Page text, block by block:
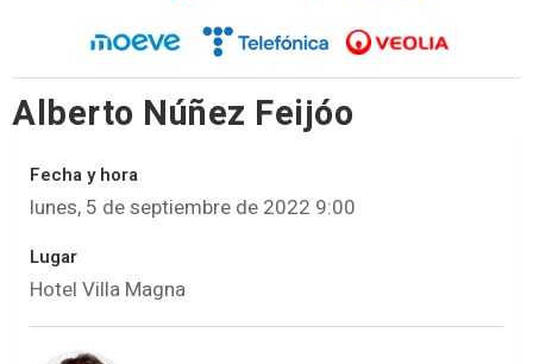
Alberto Núñez Feijóo
Fecha y hora
lunes, 5 de septiembre de 2022 9:00
Lugar
Hotel Villa Magna